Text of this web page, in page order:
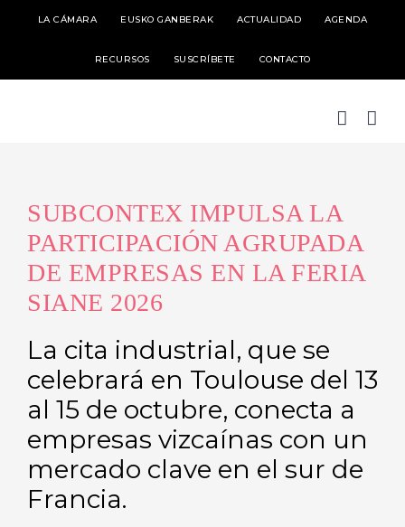
LA CÁMARA EUSKO GANBERAK ACTUALIDAD AGENDA
RECURSOS SUSCRÍBETE CONTACTO
SUBCONTEX IMPULSA LA
PARTICIPACIÓN AGRUPADA
DE EMPRESAS EN LA FERIA
SIANE 2026
La cita industrial, que se
celebrará en Toulouse del 13
al 15 de octubre, conecta a
empresas vizcaínas con un
mercado clave en el sur de
Francia.